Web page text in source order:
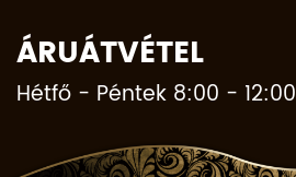
ÁRUÁTVÉTEL
Hétfő - Péntek 8:00 - 12:00